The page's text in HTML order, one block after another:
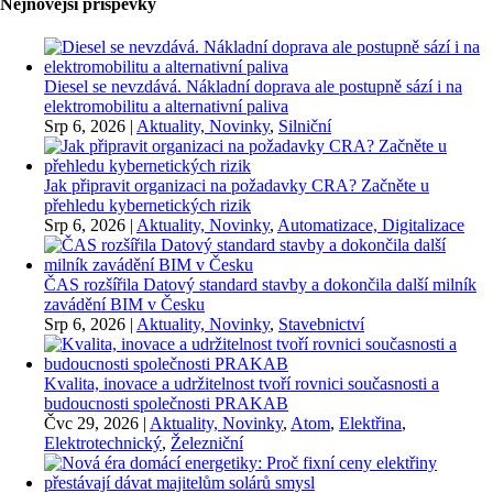
Nejnovější příspěvky
Diesel se nevzdává. Nákladní doprava ale postupně sází i na
elektromobilitu a alternativní paliva
Srp 6, 2026 | Aktuality, Novinky, Silniční
Jak připravit organizaci na požadavky CRA? Začněte u
přehledu kybernetických rizik
Srp 6, 2026 | Aktuality, Novinky, Automatizace, Digitalizace
ČAS rozšířila Datový standard stavby a dokončila další milník
zavádění BIM v Česku
Srp 6, 2026 | Aktuality, Novinky, Stavebnictví
Kvalita, inovace a udržitelnost tvoří rovnici současnosti a
budoucnosti společnosti PRAKAB
Čvc 29, 2026 | Aktuality, Novinky, Atom, Elektřina,
Elektrotechnický, Železniční